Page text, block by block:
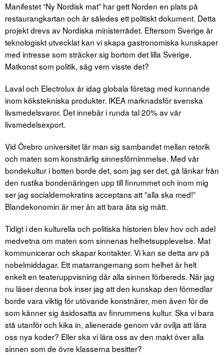
Manifestet “Ny Nordisk mat” har gett Norden en plats på
restaurangkartan och är således ett politiskt dokument. Detta
projekt drevs av Nordiska ministerrådet. Eftersom Sverige är
teknologiskt utvecklat kan vi skapa gastronomiska kunskaper
med intresse som sträcker sig bortom det lilla Sverige.
Matkonst som politik, säg vem visste det?
Laval och Electrolux är idag globala företag med kunnande
inom kökstekniska produkter. IKEA marknadsför svenska
livsmedelsvaror. Det innebär i runda tal 20% av vår
livsmedelsexport.
Vid Örebro universitet lär man sig sambandet mellan retorik
och maten som konstnärlig sinnesförnimmelse. Med vår
bondekultur i botten borde det, som jag ser det, gå länkar från
den rustika bondenäringen upp till finrummet och inom mig
ser jag socialdemokratins acceptans att ”alla ska med!”
Blandekonomin är mer än att bara äta sig mätt.
Tidigt i den kulturella och politiska historien blev hov och adel
medvetna om maten som sinnenas helhetsupplevelse. Mat
kommunicerar och skapar kontakter. Vi kan se detta arv på
nobelmiddagar. Ett matarrangemang som helhet är helt
enkelt en teateruppvisning där alla sinnen förbereds. När jag
nu läser denna bok inser jag att den kunskap den förmedlar
borde vara viktig för utövande konstnärer, men även för de
som känner sig åsidosatta av finrummens kultur. Ska vi bara
stå utanför och kika in, alienerade genom vår ovilja att lära
oss nya koder? Eller ska vi lära oss av den makt över alla
sinnen som de övre klasserna besitter?